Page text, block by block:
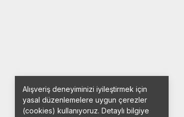
Alışveriş deneyiminizi iyileştirmek için
yasal düzenlemelere uygun çerezler
(cookies) kullanıyoruz. Detaylı bilgiye